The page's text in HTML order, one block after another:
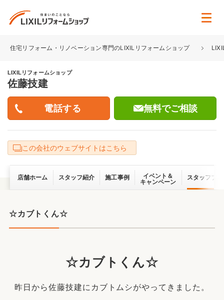
住宅リフォーム・リノベーション専門のLIXILリフォームショップ
LIXILリフォームショップ
佐藤技建
無料でご相談
この会社のウェブサイトはこちら
店舗ホーム スタッフ紹介 施工事例
イベント＆
キャンペーン
スタッフブ
☆カブトくん☆
☆カブトくん☆
昨日から佐藤技建にカブトムシがやってきました。